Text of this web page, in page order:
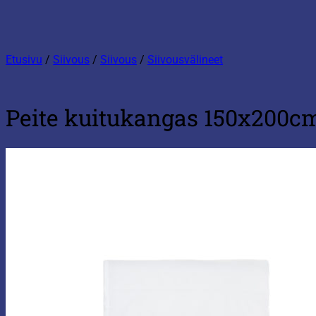
Etusivu / Siivous / Siivous / Siivousvälineet
Peite kuitukangas